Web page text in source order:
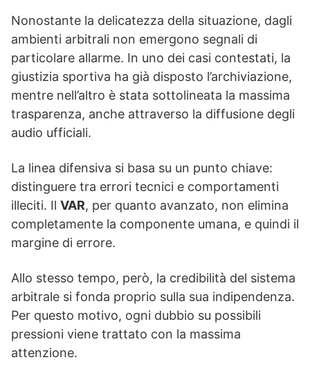
Nonostante la delicatezza della situazione, dagli
ambienti arbitrali non emergono segnali di
particolare allarme. In uno dei casi contestati, la
giustizia sportiva ha già disposto l’archiviazione,
mentre nell’altro è stata sottolineata la massima
trasparenza, anche attraverso la diffusione degli
audio ufficiali.
La linea difensiva si basa su un punto chiave:
distinguere tra errori tecnici e comportamenti
illeciti. Il VAR, per quanto avanzato, non elimina
completamente la componente umana, e quindi il
margine di errore.
Allo stesso tempo, però, la credibilità del sistema
arbitrale si fonda proprio sulla sua indipendenza.
Per questo motivo, ogni dubbio su possibili
pressioni viene trattato con la massima
attenzione.